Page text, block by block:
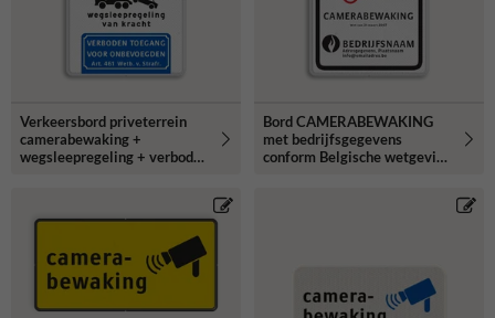
Verkeersbord priveterrein
camerabewaking +
wegsleepregeling + verboden
Bord CAMERABEWAKING
met bedrijfsgegevens
conform Belgische wetgeving